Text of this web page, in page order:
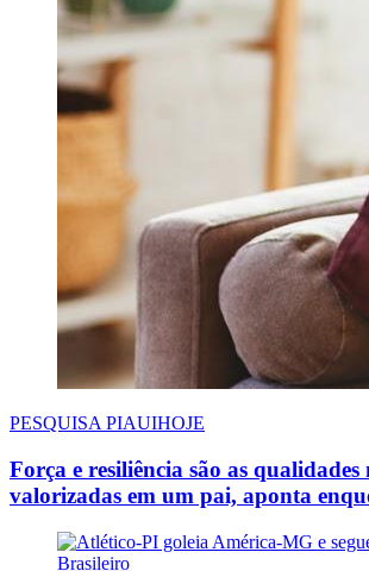
PESQUISA PIAUIHOJE
Força e resiliência são as qualidades
valorizadas em um pai, aponta